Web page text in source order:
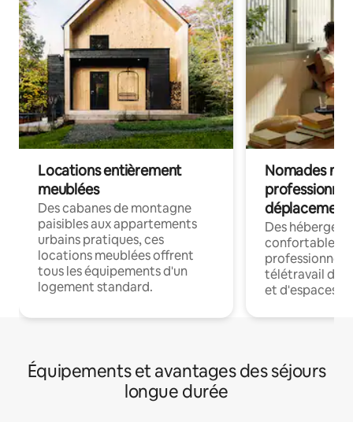
Locations entièrement
meublées
Des cabanes de montagne
paisibles aux appartements
urbains pratiques, ces
locations meublées offrent
tous les équipements d'un
logement standard.
Nomades
déplacement
Des
confortables
professionnels
télétravail
et d'espaces
Équipements et avantages des séjours
longue durée